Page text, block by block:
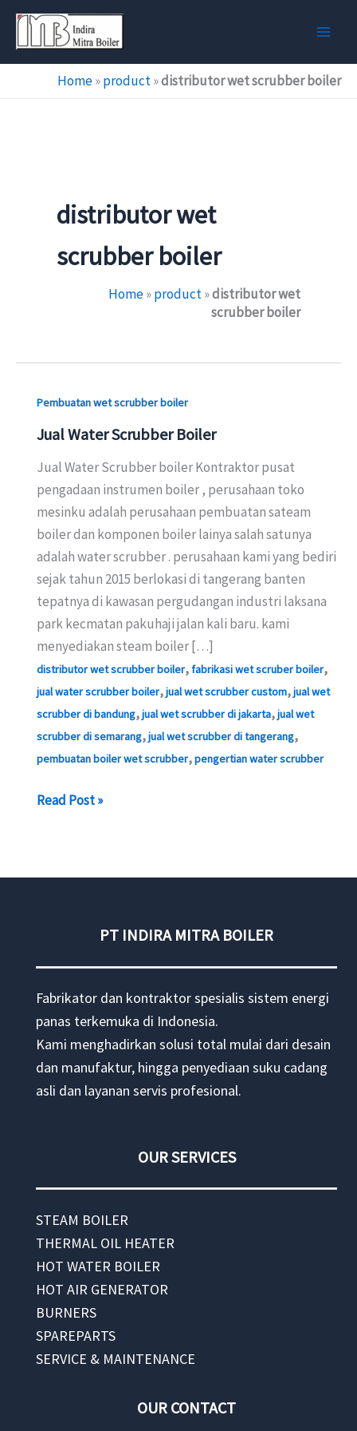
Skip
content
Home»product»distributor wet scrubber boiler
distributor wet
scrubber boiler
Home»product»distributor wet
scrubber boiler
Pembuatan wet scrubber boiler
Jual Water Scrubber Boiler
Jual Water Scrubber boiler Kontraktor pusat
pengadaan instrumen boiler , perusahaan toko
mesinku adalah perusahaan pembuatan sateam
boiler dan komponen boiler lainya salah satunya
adalah water scrubber . perusahaan kami yang bediri
sejak tahun 2015 berlokasi di tangerang banten
tepatnya di kawasan pergudangan industri laksana
park kecmatan pakuhaji jalan kali baru. kami
menyediakan steam boiler […]
distributor wet scrubber boiler,fabrikasi wet scruber boiler,
jual water scrubber boiler,jual wet scrubber custom,jual wet
scrubber di bandung,jual wet scrubber di jakarta,jual wet
scrubber di semarang,jual wet scrubber di tangerang,
pembuatan boiler wet scrubber,pengertian water scrubber
Jual
Read Post »
PT INDIRA MITRA BOILER
Fabrikator dan kontraktor spesialis sistem energi
panas terkemuka di Indonesia.
Kami menghadirkan solusi total mulai dari desain
dan manufaktur, hingga penyediaan suku cadang
asli dan layanan servis profesional.
OUR SERVICES
STEAM BOILER
THERMAL OIL HEATER
HOT WATER BOILER
HOT AIR GENERATOR
BURNERS
SPAREPARTS
SERVICE & MAINTENANCE
OUR CONTACT